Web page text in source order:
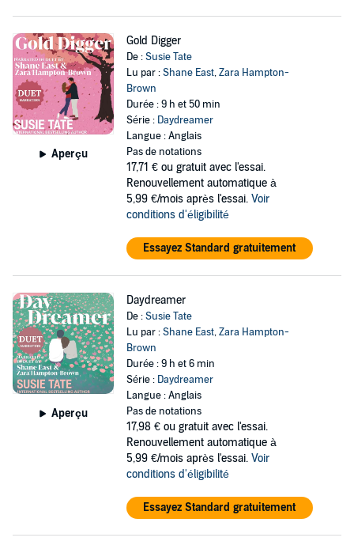
Aperçu
Gold Digger
De :Susie Tate
Lu par :Shane East,Zara Hampton-
Brown
Durée : 9 h et 50 min
Série : Daydreamer
Langue : Anglais
Pas de notations
17,71 € ou gratuit avec l'essai.
Renouvellement automatique à
5,99 €/mois après l'essai. Voir
conditions d'éligibilité
Essayez Standard gratuitement
Aperçu
Daydreamer
De :Susie Tate
Lu par :Shane East,Zara Hampton-
Brown
Durée : 9 h et 6 min
Série : Daydreamer
Langue : Anglais
Pas de notations
17,98 € ou gratuit avec l'essai.
Renouvellement automatique à
5,99 €/mois après l'essai. Voir
conditions d'éligibilité
Essayez Standard gratuitement